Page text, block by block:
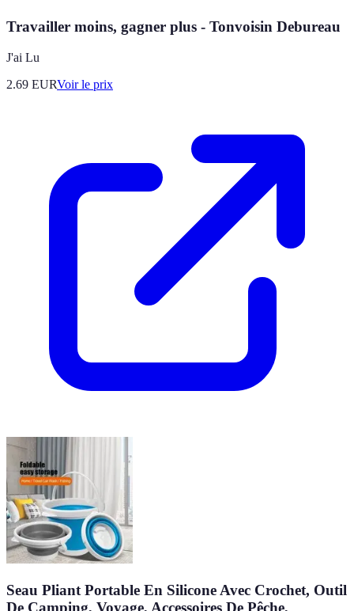
Travailler moins, gagner plus - Tonvoisin Debureau
J'ai Lu
2.69 EURVoir le prix
Seau Pliant Portable En Silicone Avec Crochet, Outil
De Camping, Voyage, Accessoires De Pêche,